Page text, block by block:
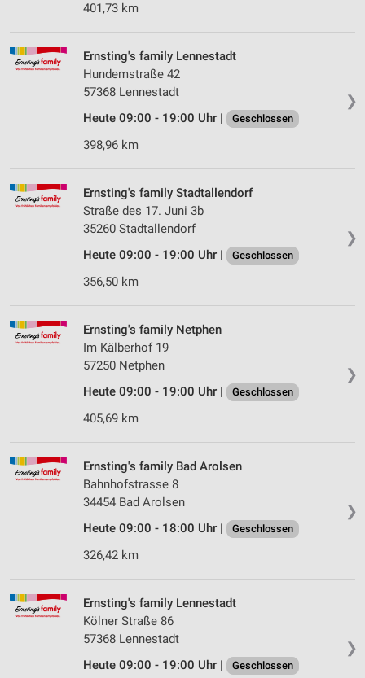
401,73 km
❯
Ernsting's family Lennestadt
Hundemstraße 42
57368 Lennestadt
Heute 09:00 - 19:00 Uhr |
Geschlossen
398,96 km
❯
Ernsting's family Stadtallendorf
Straße des 17. Juni 3b
35260 Stadtallendorf
Heute 09:00 - 19:00 Uhr |
Geschlossen
356,50 km
❯
Ernsting's family Netphen
Im Kälberhof 19
57250 Netphen
Heute 09:00 - 19:00 Uhr |
Geschlossen
405,69 km
❯
Ernsting's family Bad Arolsen
Bahnhofstrasse 8
34454 Bad Arolsen
Heute 09:00 - 18:00 Uhr |
Geschlossen
326,42 km
❯
Ernsting's family Lennestadt
Kölner Straße 86
57368 Lennestadt
Heute 09:00 - 19:00 Uhr |
Geschlossen